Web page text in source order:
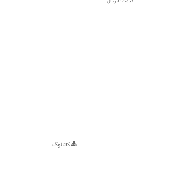
کاتالوگ